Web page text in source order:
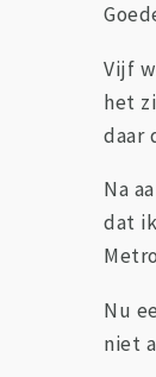
Vijf
het
daar
Na
dat
Nu
niet